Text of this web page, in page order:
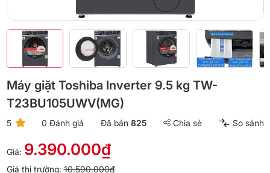
Máy giặt Toshiba Inverter 9.5 kg TW-
T23BU105UWV(MG)
5 0 Đánh giá Đã bán 825 Chia sẻ So sánh
Giá: 9.390.000₫
Giá thị trường:10.590.000₫